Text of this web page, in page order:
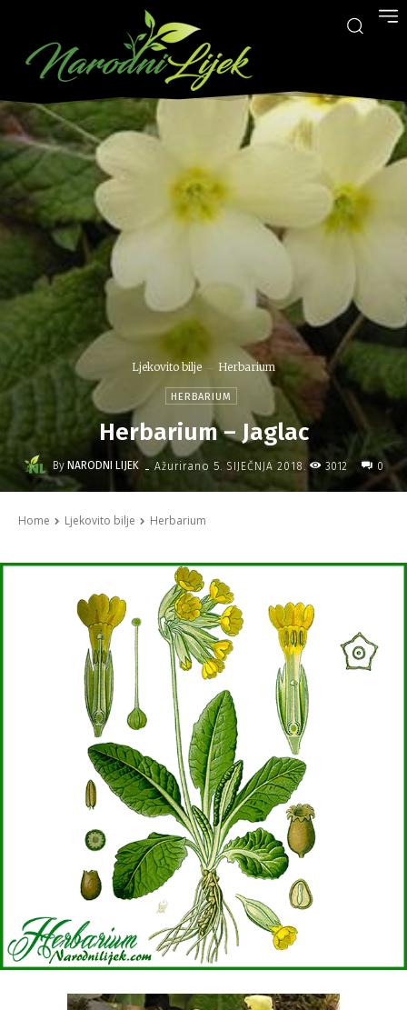
Ljekovito bilje Herbarium
HERBARIUM
Herbarium – Jaglac
By NARODNI LIJEK - Ažurirano 5. SIJEČNJA 2018. 3012 0
Home Ljekovito bilje Herbarium